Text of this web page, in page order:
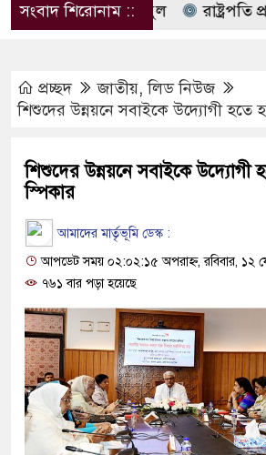
সংবাদ শিরোনাম ::
গনি মিয়া বাবুল রাষ্ট্রপতি
প্রচ্ছদ জাতীয়,লিড নিউজ
শিশুদের উন্নয়নে সবাইকে উদ্যোগী হতে
শিশুদের উন্নয়নে সবাইকে উদ্যোগী
স্পিকার
আমাদের মার্তৃভূমি ডেস্ক :
আপডেট সময় ০২:০২:১৫ অপরাহ্ন, রবিবার, ১২
৭৬১ বার পড়া হয়েছে